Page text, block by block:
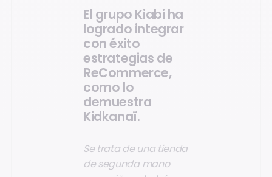
El grupo Kiabi ha
logrado integrar
con éxito
estrategias de
ReCommerce,
como lo
demuestra
Kidkanaï.
Se trata de una tienda
de segunda mano